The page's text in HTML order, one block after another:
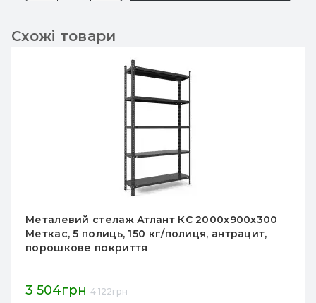
Схожі товари
Металевий стелаж Атлант КС 2000х900х300
Меткас, 5 полиць, 150 кг/полиця, антрацит,
порошкове покриття
3 504грн 4 122грн